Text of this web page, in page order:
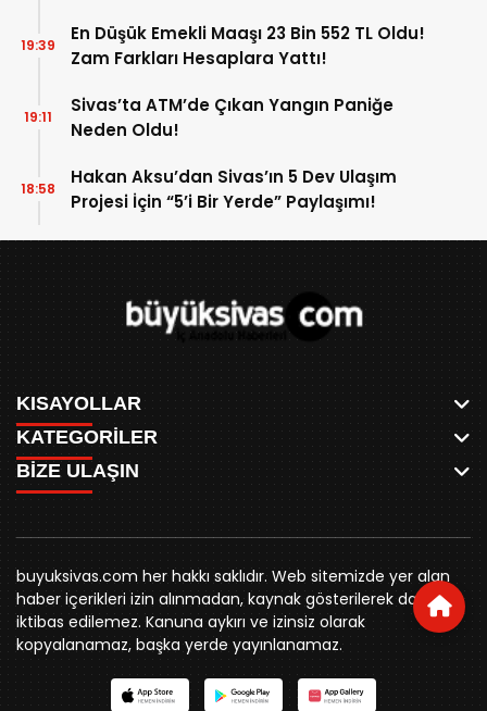
En Düşük Emekli Maaşı 23 Bin 552 TL Oldu!
Zam Farkları Hesaplara Yattı!
19:39
Sivas’ta ATM’de Çıkan Yangın Paniğe
Neden Oldu!
19:11
Hakan Aksu’dan Sivas’ın 5 Dev Ulaşım
Projesi İçin “5’i Bir Yerde” Paylaşımı!
18:58
KISAYOLLAR
ANASAYFA
AKSU CANLI
MEYDAN CANLI
MEDRESELER CANLI
MERAKÜM CANLI
YUKARI TEKKE CANLI
KURUMSAL KİMLİK
REKLAM FİYATLARI
BİZE ULAŞIN
KÜNYE
RESMİ İLANLAR
KATEGORİLER
WHATSAPP
SPOR
SİYASET
BELEDİYE
SİVAS VALİLİĞİ
ÜNİVERSİTE
KURUMLAR
STK
YORUM
İLÇELER
BİZE ULAŞIN
0346 221 00 60
buyuksivashaber@gmail.com
Örtülüpınar Mah. İnönü Bulvarı Özkahya Apt. Kat:3 D:7
Sivas
buyuksivas.com her hakkı saklıdır. Web sitemizde yer alan
haber içerikleri izin alınmadan, kaynak gösterilerek dahi
iktibas edilemez. Kanuna aykırı ve izinsiz olarak
kopyalanamaz, başka yerde yayınlanamaz.